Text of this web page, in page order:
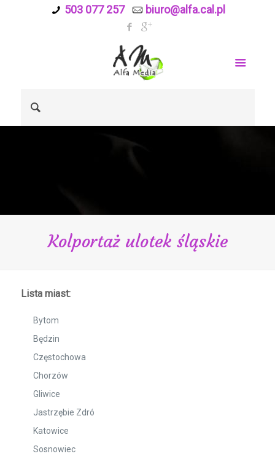
503 077 257 biuro@alfa.cal.pl
Kolportaż ulotek śląskie
Lista miast:
Bytom
Będzin
Częstochowa
Chorzów
Gliwice
Jastrzębie Zdró
Katowice
Sosnowiec